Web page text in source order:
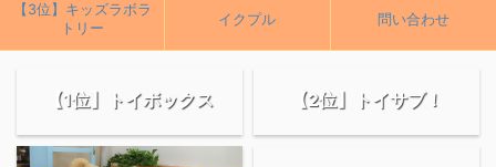
【3位】キッズラボラ
トリー
イクプル 問い合わせ
【1位】トイボックス 【2位】トイサブ！